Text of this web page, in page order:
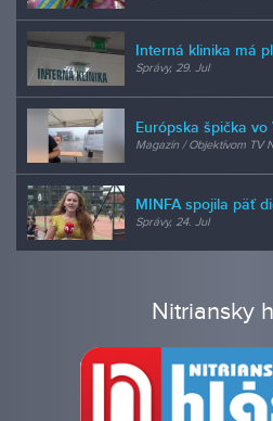
Interná klinika má
Správy, 29. Jul
Európska špička
Magazín / Objektívom TV
MINFA spojila päť
Správy, 24. Jul
Nitriansky